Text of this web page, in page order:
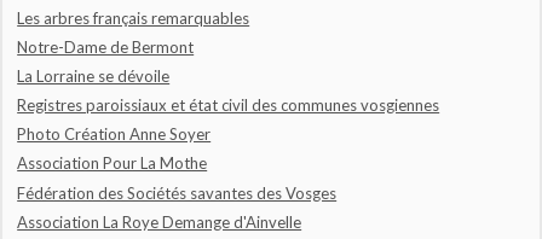
Les arbres français remarquables
Notre-Dame de Bermont
La Lorraine se dévoile
Registres paroissiaux et état civil des communes vosgiennes
Photo Création Anne Soyer
Association Pour La Mothe
Fédération des Sociétés savantes des Vosges
Association La Roye Demange d'Ainvelle